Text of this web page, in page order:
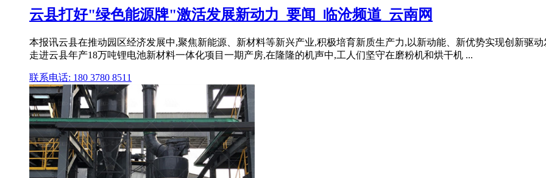
云县打好"绿色能源牌"激活发展新动力_要闻_临沧频道_云南网
本报讯云县在推动园区经济发展中,聚焦新能源、新材料等新兴产业,积极培育新质生产力,以新动能、新优势实现创新驱
走进云县年产18万吨锂电池新材料一体化项目一期产房,在隆隆的机声中,工人们坚守在磨粉机和烘干机 ...
联系电话: 180 3780 8511